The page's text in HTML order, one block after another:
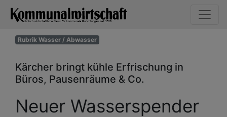
Rubrik Wasser / Abwasser
Kärcher bringt kühle Erfrischung in
Büros, Pausenräume & Co.
Neuer Wasserspender